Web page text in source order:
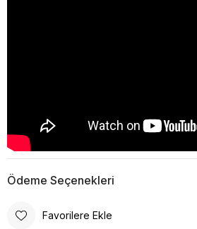
Ödeme Seçenekleri
Favorilere Ekle